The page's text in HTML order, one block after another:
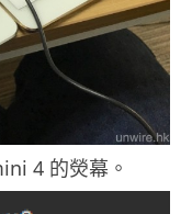
4 的熒幕。